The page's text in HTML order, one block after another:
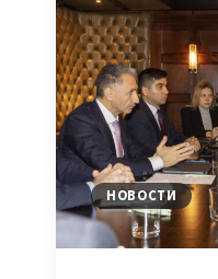
НОВОСТИ